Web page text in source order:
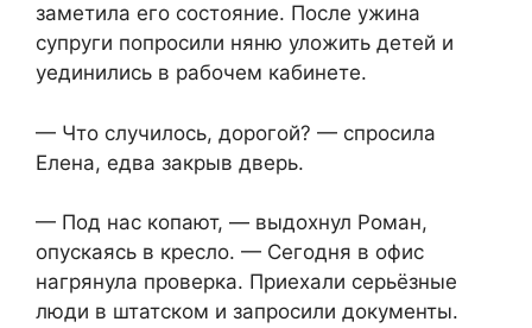
заметила его состояние. После ужина
супруги попросили няню уложить детей и
уединились в рабочем кабинете.
— Что случилось, дорогой? — спросила
Елена, едва закрыв дверь.
— Под нас копают, — выдохнул Роман,
опускаясь в кресло. — Сегодня в офис
нагрянула проверка. Приехали серьёзные
люди в штатском и запросили документы.